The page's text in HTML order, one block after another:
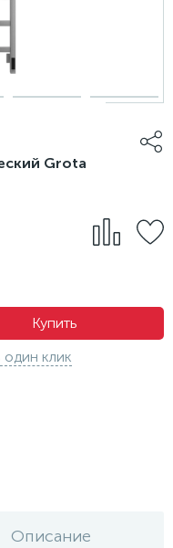
Grota
Купить
один клик
Описание